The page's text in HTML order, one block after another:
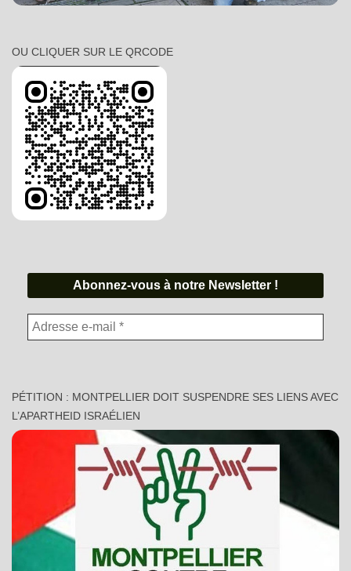
OU CLIQUER SUR LE QRCODE
PÉTITION : MONTPELLIER DOIT SUSPENDRE SES LIENS AVEC
L’APARTHEID ISRAÉLIEN